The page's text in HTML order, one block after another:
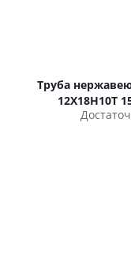
Труба
12Х18Н10Т